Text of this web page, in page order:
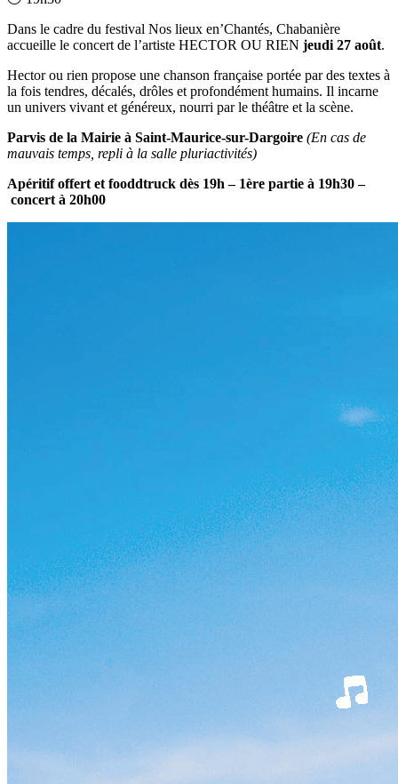
Dans le cadre du festival Nos lieux en’Chantés, Chabanière
accueille le concert de l’artiste HECTOR OU RIEN jeudi 27 août.
Hector ou rien propose une chanson française portée par des textes à
la fois tendres, décalés, drôles et profondément humains. Il incarne
un univers vivant et généreux, nourri par le théâtre et la scène.
Parvis de la Mairie à Saint-Maurice-sur-Dargoire (En cas de
mauvais temps, repli à la salle pluriactivités)
Apéritif offert et fooddtruck dès 19h – 1ère partie à 19h30 –
concert à 20h00